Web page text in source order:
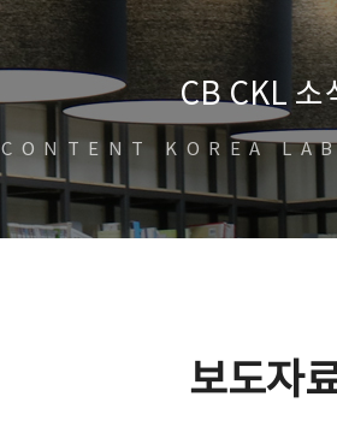
CB CKL 소
CONTENT KOREA
보도자